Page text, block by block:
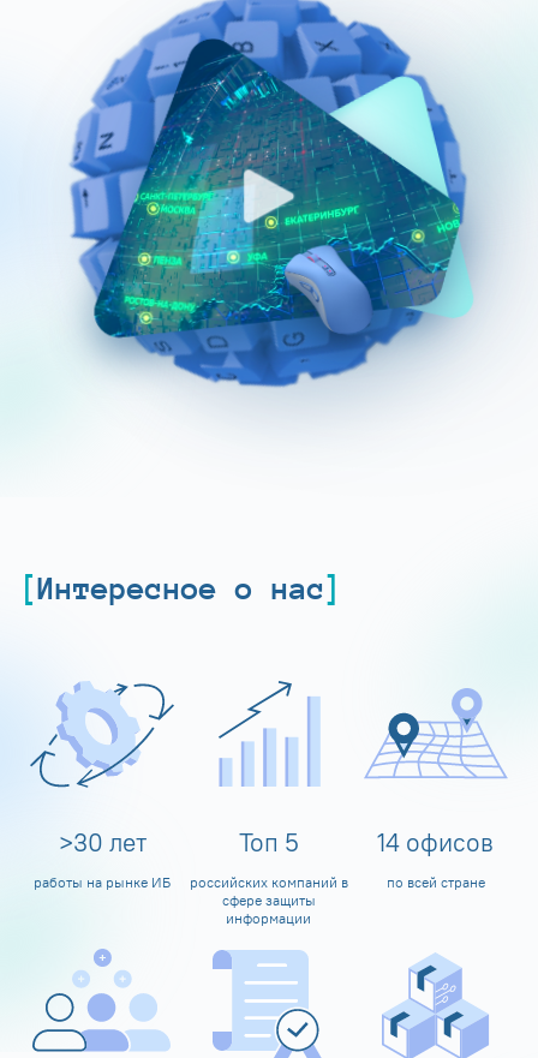
Интересное о нас
>30 лет
работы на рынке ИБ
Топ 5
российских компаний в
сфере защиты
информации
14 офисов
по всей стране